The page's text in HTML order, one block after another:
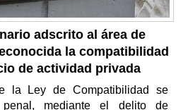
adscrito al área de
la compatibilidad
de actividad privada
la Ley de Compatibilidad se
mediante el delito de